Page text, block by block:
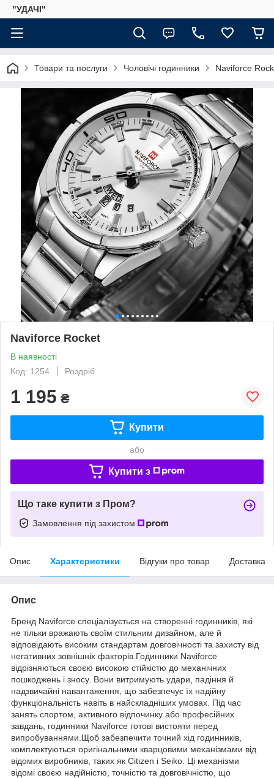
"УДАЧІ"
Товари та послуги Чоловічі годинники Naviforce
Naviforce Rocket
В наявності
Код: 1254
Роздріб
1 195 ₴
Купити
або
Купити з
Що таке купити з Пром?
Замовлення під захистом
Опис Характеристики Відгуки про товар Доставка
Опис
Бренд Naviforce спеціалізується на створенні годинників, які
не тільки вражають своїм стильним дизайном, але й
відповідають високим стандартам довговічності та захисту від
негативних зовнішніх факторів.Годинники Naviforce
відрізняються своєю високою стійкістю до механічних
пошкоджень і зносу. Вони витримують удари, падіння й
надзвичайні навантаження, що забезпечує їх надійну
функціональність навіть в найскладніших умовах. Під час
занять спортом, активного відпочинку або професійних
завдань, годинники Naviforce готові вистояти перед
випробуваннями.Щоб забезпечити точний хід годинників,
комплектуються оригінальними кварцовими механізмами від
відомих виробників, таких як Citizen і Seiko. Ці механізми
відомі своєю надійністю, точністю та довговічністю, що